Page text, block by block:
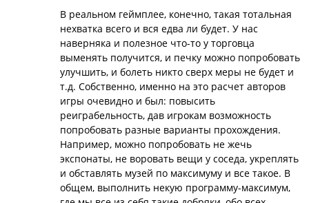
В реальном геймплее, конечно, такая тотальная
нехватка всего и вся едва ли будет. У нас
наверняка и полезное что-то у торговца
выменять получится, и печку можно попробовать
улучшить, и болеть никто сверх меры не будет и
т.д. Собственно, именно на это расчет авторов
игры очевидно и был: повысить
реиграбельность, дав игрокам возможность
попробовать разные варианты прохождения.
Например, можно попробовать не жечь
экспонаты, не воровать вещи у соседа, укреплять
и обставлять музей по максимуму и все такое. В
общем, выполнить некую программу-максимум,